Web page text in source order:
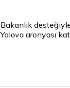
Bakanlık
Yalova aronyası